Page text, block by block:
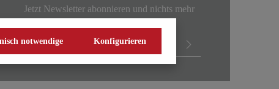
Jetzt Newsletter abonnieren und nichts mehr
notwendige Konfigurieren